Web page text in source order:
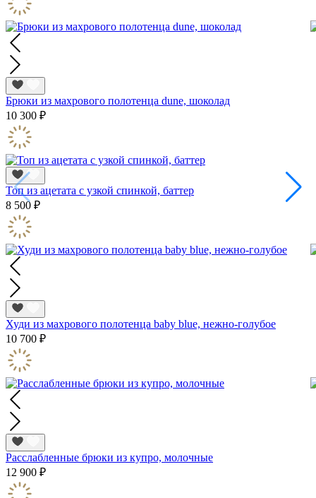
Брюки из махрового полотенца dune, шоколад
10 300 ₽
Топ из ацетата с узкой спинкой, баттер
8 500 ₽
Худи из махрового полотенца baby blue, нежно-голубое
10 700 ₽
Расслабленные брюки из купрo, молочные
12 900 ₽